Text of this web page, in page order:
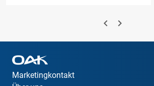
navigate_before navigate_next
Marketingkontakt